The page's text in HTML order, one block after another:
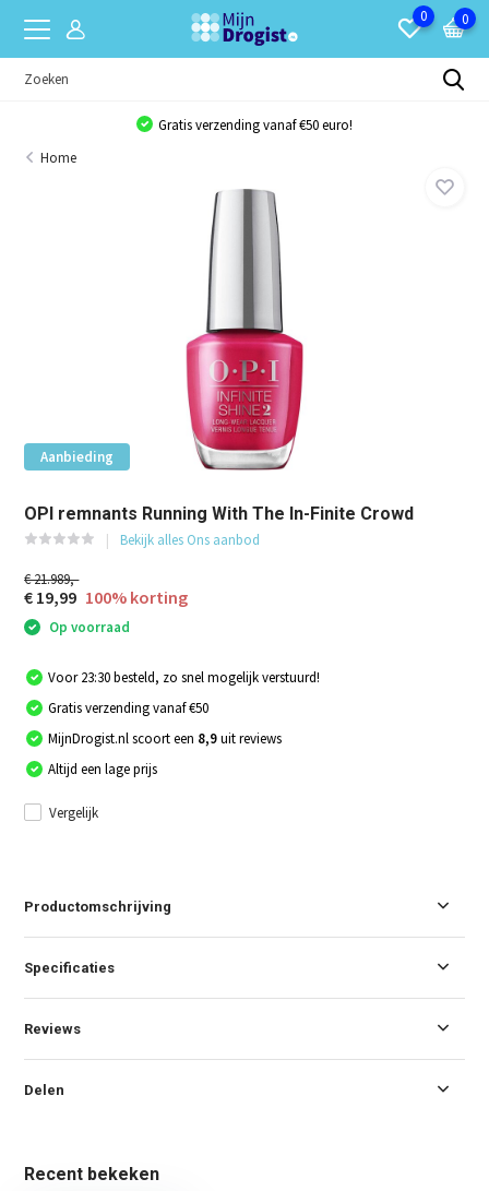
0 0
Gratis verzending vanaf €50 euro!
Home
Aanbieding
OPI remnants Running With The In-Finite Crowd
Bekijk alles Ons aanbod
€ 21.989,-
€ 19,99 100% korting
Op voorraad
Voor 23:30 besteld, zo snel mogelijk verstuurd!
Gratis verzending vanaf €50
MijnDrogist.nl scoort een 8,9uit reviews
Altijd een lage prijs
Vergelijk
Productomschrijving
Specificaties
Reviews
Delen
Recent bekeken